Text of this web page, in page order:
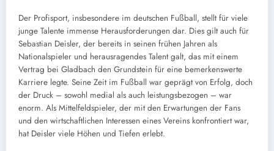
Der Profisport, insbesondere im deutschen Fußball, stellt für viele
junge Talente immense Herausforderungen dar. Dies gilt auch für
Sebastian Deisler, der bereits in seinen frühen Jahren als
Nationalspieler und herausragendes Talent galt, das mit einem
Vertrag bei Gladbach den Grundstein für eine bemerkenswerte
Karriere legte. Seine Zeit im Fußball war geprägt von Erfolg, doch
der Druck – sowohl medial als auch leistungsbezogen – war
enorm. Als Mittelfeldspieler, der mit den Erwartungen der Fans
und den wirtschaftlichen Interessen eines Vereins konfrontiert war,
hat Deisler viele Höhen und Tiefen erlebt.